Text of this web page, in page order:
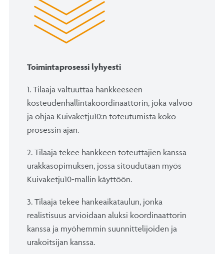
Toimintaprosessi lyhyesti
1. Tilaaja valtuuttaa hankkeeseen
kosteudenhallintakoordinaattorin, joka valvoo
ja ohjaa Kuivaketju10:n toteutumista koko
prosessin ajan.
2. Tilaaja tekee hankkeen toteuttajien kanssa
urakkasopimuksen, jossa sitoudutaan myös
Kuivaketju10-mallin käyttöön.
3. Tilaaja tekee hankeaikataulun, jonka
realistisuus arvioidaan aluksi koordinaattorin
kanssa ja myöhemmin suunnittelijoiden ja
urakoitsijan kanssa.